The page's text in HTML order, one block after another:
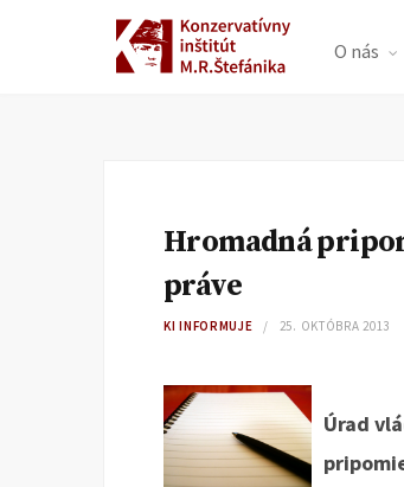
O nás
Hromadná
práve
KI INFORMUJE 25. OKTÓBRA 2013
Úrad